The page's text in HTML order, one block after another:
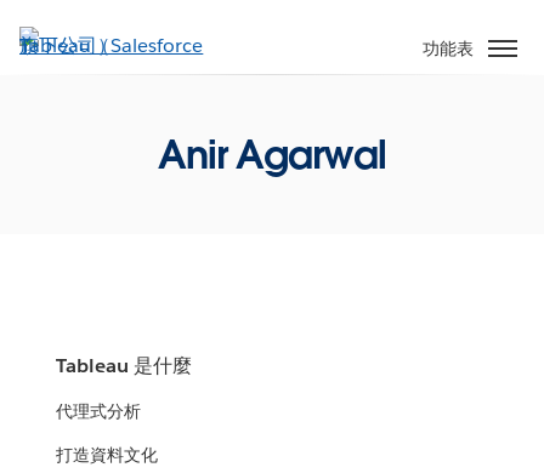
至
功能表
Anir Agarwal
Tableau 是什麼
代理式分析
打造資料文化